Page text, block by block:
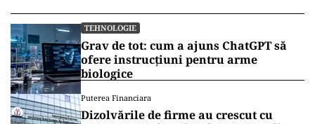
Europa pierde ritmul investițiilor în
telecomunicații. Milioane de oameni
ar putea rămâne fără fibră optică
Vrei să fii mereu la curent cu toate știrile? Urmărește
Puterea.ro și pe canalul de WhatsApp